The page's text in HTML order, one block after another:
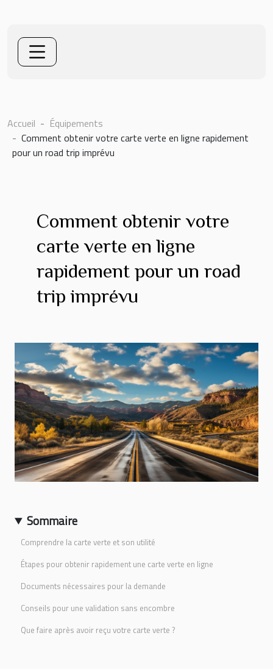
Accueil
Équipements
Comment obtenir votre carte verte en ligne rapidement
pour un road trip imprévu
Comment obtenir votre
carte verte en ligne
rapidement pour un road
trip imprévu
Sommaire
Comprendre la carte verte et son utilité
Étapes pour obtenir rapidement une carte verte en ligne
Documents nécessaires pour la demande
Conseils pour une validation sans encombre
Que faire après avoir reçu votre carte verte ?